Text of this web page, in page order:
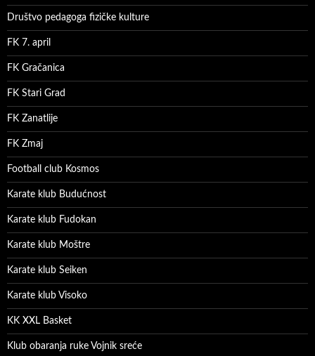
Društvo pedagoga fizičke kulture
FK 7. april
FK Gračanica
FK Stari Grad
FK Zanatlije
FK Zmaj
Football club Kosmos
Karate klub Budućnost
Karate klub Fudokan
Karate klub Moštre
Karate klub Seiken
Karate klub Visoko
KK XXL Basket
Klub obaranja ruke Vojnik sreće